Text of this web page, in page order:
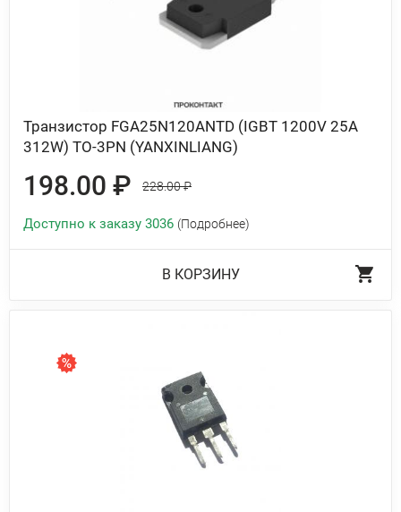
Транзистор FGA25N120ANTD (IGBT 1200V 25A
312W) TO-3PN (YANXINLIANG)
198.00 ₽ 228.00 ₽
Доступно к заказу 3036 (Подробнее)
В КОРЗИНУ